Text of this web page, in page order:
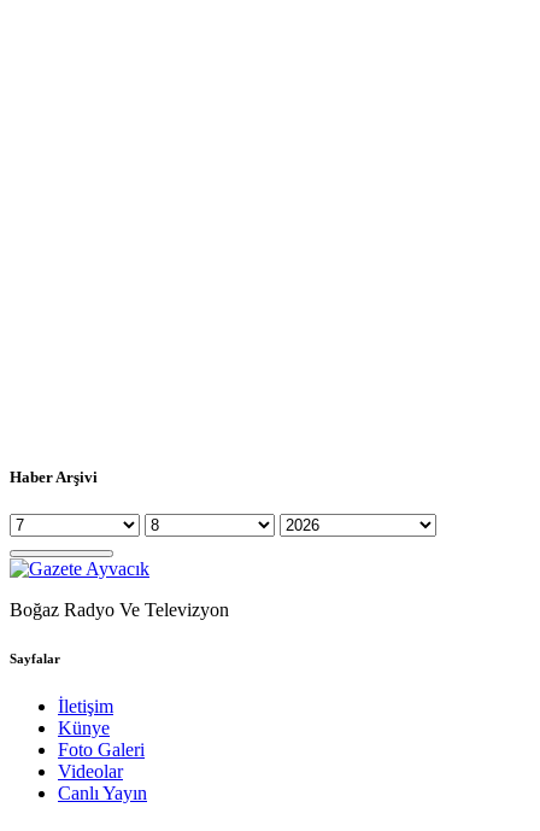
Haber Arşivi
Boğaz Radyo Ve Televizyon
Sayfalar
İletişim
Künye
Foto Galeri
Videolar
Canlı Yayın